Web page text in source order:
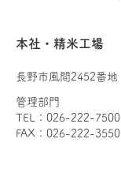
本社・精米工場
長野市風間2452番地
管理部門
TEL：026-222-7500
FAX：026-222-3550